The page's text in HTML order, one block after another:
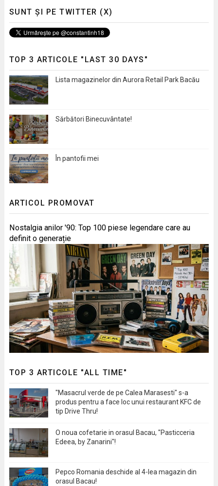
SUNT ȘI PE TWITTER (X)
TOP 3 ARTICOLE "LAST 30 DAYS"
Lista magazinelor din Aurora Retail Park Bacău
Sărbători Binecuvântate!
În pantofii mei
ARTICOL PROMOVAT
Nostalgia anilor '90: Top 100 piese legendare care au
definit o generație
TOP 3 ARTICOLE "ALL TIME"
"Masacrul verde de pe Calea Marasesti" s-a
produs pentru a face loc unui restaurant KFC de
tip Drive Thru!
O noua cofetarie in orasul Bacau, "Pasticceria
Edeea, by Zanarini"!
Pepco Romania deschide al 4-lea magazin din
orasul Bacau!